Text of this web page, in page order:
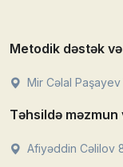
Metodik dəstək
Mir Cəlal Paşayev
Təhsildə
Afiyəddin Cəlilov